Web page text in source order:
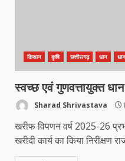
किसान कृषि छत्तीसगढ़ धान
स्वच्छ एवं गुणवत्तायुक्त धान
Sharad Shrivastava
खरीफ विपणन वर्ष 2025-26
खरीदी कार्य का किया निरीक्षण
3
कांग्रेस ने
कार्यालय
March